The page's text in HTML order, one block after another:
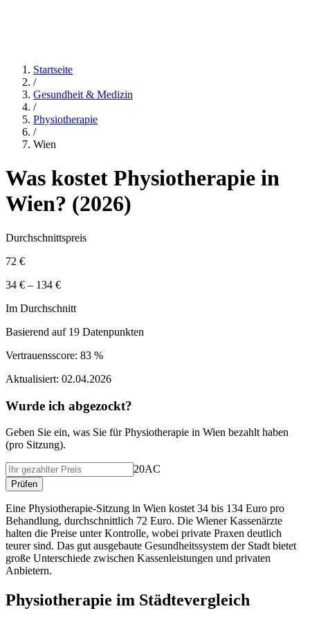
Startseite
/
Gesundheit & Medizin
/
Physiotherapie
/
Wien
Was kostet Physiotherapie in
Wien? (2026)
Durchschnittspreis
72 €
34 € – 134 €
Im Durchschnitt
Basierend auf 19 Datenpunkten
Vertrauensscore: 83 %
Aktualisiert: 02.04.2026
Wurde ich abgezockt?
Geben Sie ein, was Sie fürPhysiotherapie in Wien bezahlt haben
(pro Sitzung).
20AC
Prüfen
Eine Physiotherapie-Sitzung in Wien kostet 34 bis 134 Euro pro
Behandlung, durchschnittlich 72 Euro. Die Wiener Kassenärzte
halten die Preise unter Kontrolle, wobei private Praxen deutlich
teurer sind. Das gut ausgebaute Gesundheitssystem der Stadt bietet
große Unterschiede zwischen Kassenleistungen und privaten
Anbietern.
Physiotherapie im Städtevergleich